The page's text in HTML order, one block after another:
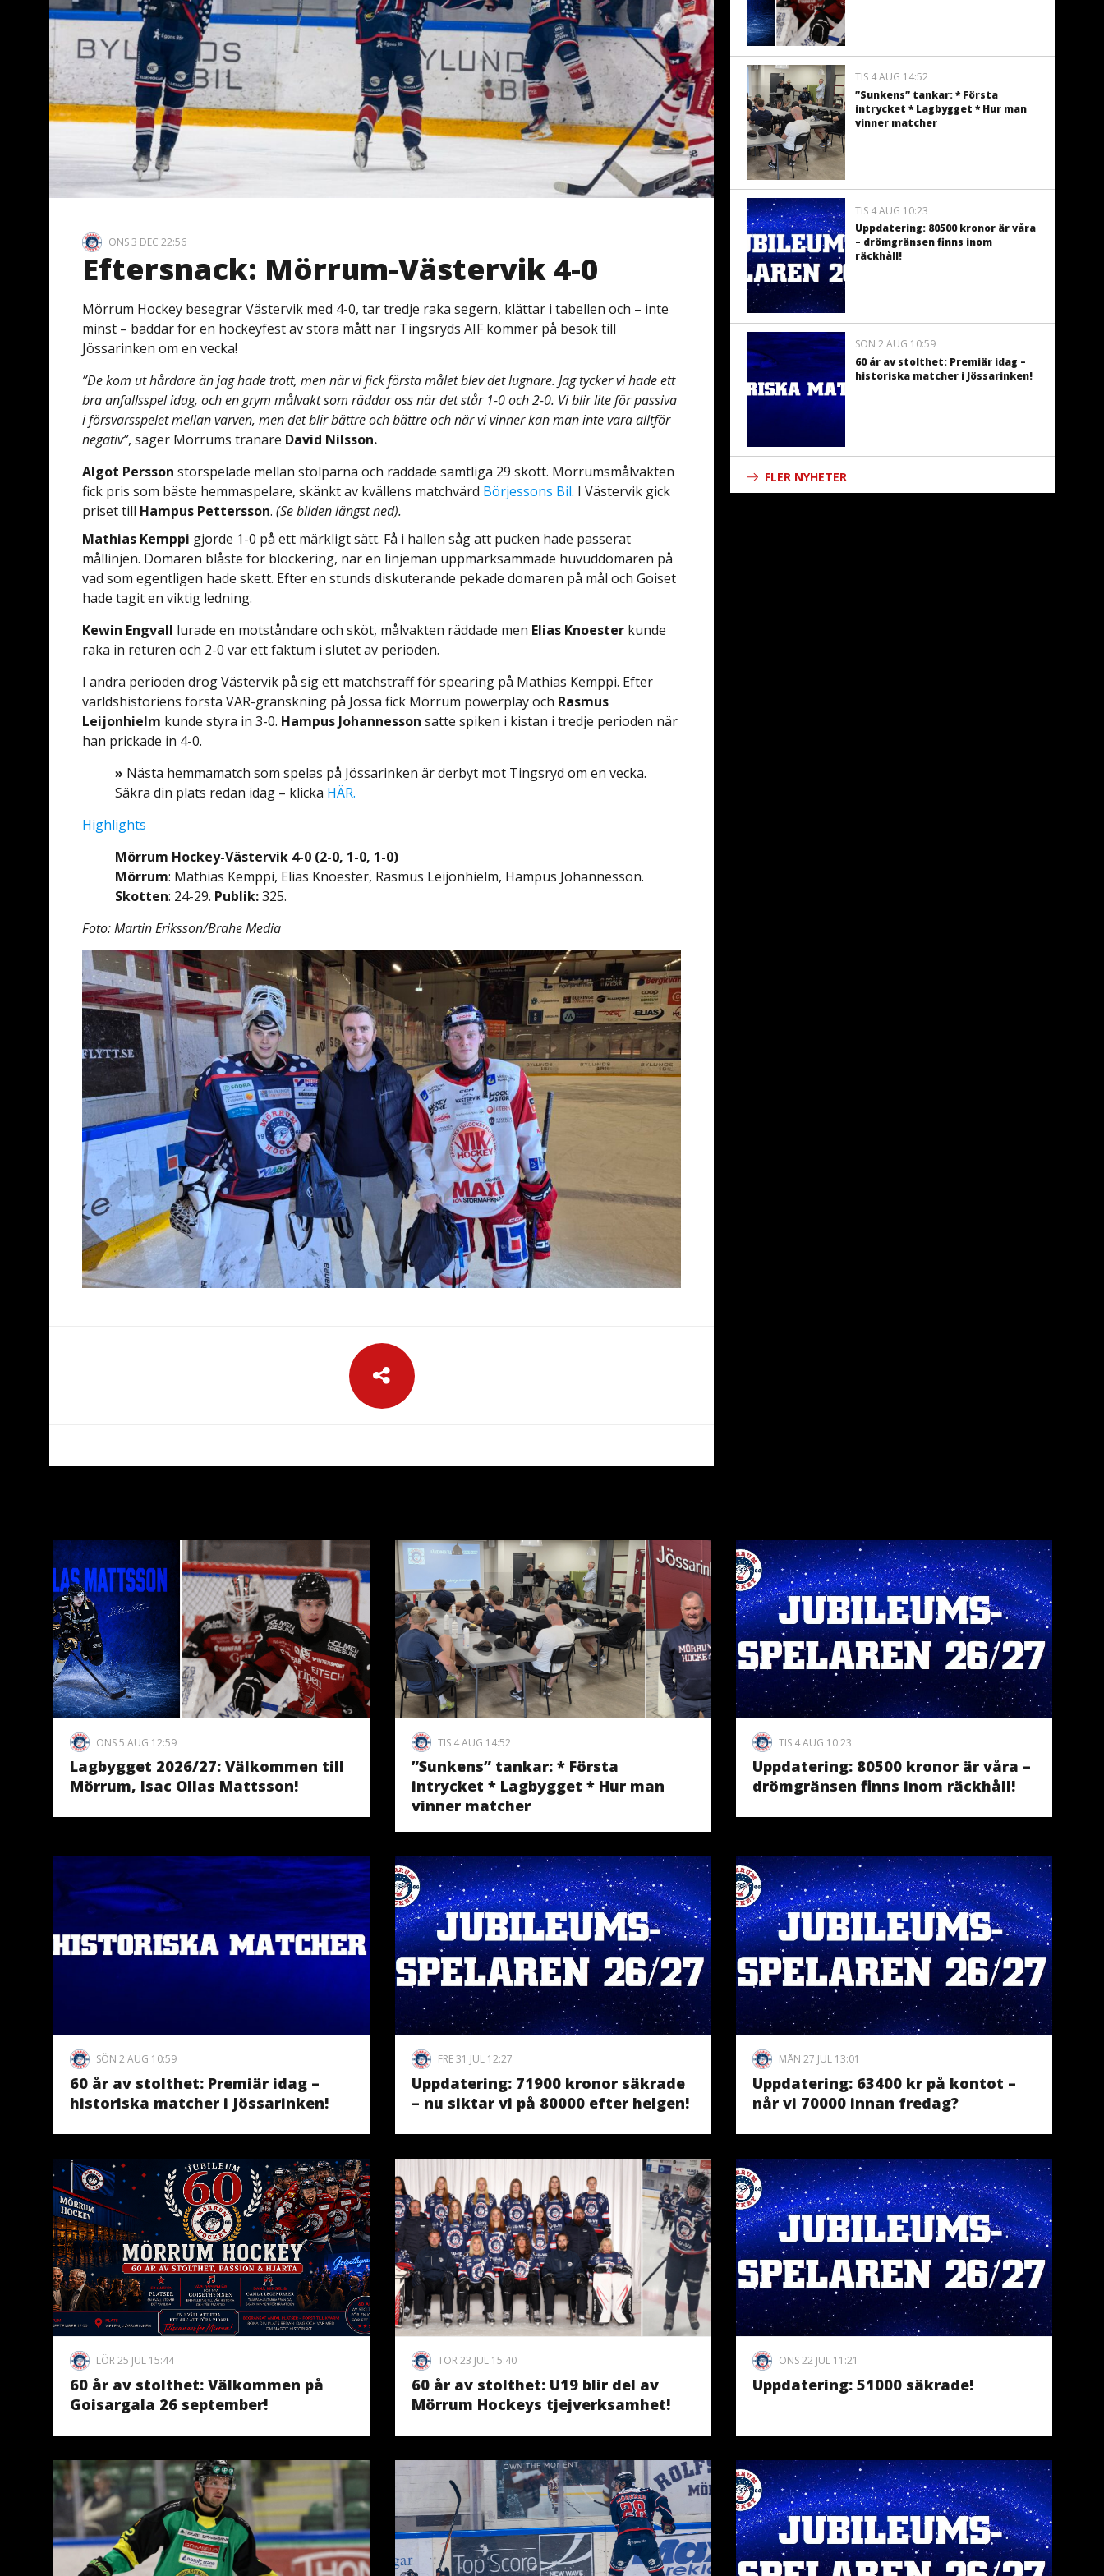
ONS 3 DEC 22:56
Eftersnack: Mörrum-Västervik 4-0
Mörrum Hockey besegrar Västervik med 4-0, tar tredje raka segern, klättar i tabellen och – inte
minst – bäddar för en hockeyfest av stora mått när Tingsryds AIF kommer på besök till
Jössarinken om en vecka!
”De kom ut hårdare än jag hade trott, men när vi fick första målet blev det lugnare. Jag tycker vi hade ett
bra anfallsspel idag, och en grym målvakt som räddar oss när det står 1-0 och 2-0. Vi blir lite för passiva
i försvarsspelet mellan varven, men det blir bättre och bättre och när vi vinner kan man inte vara alltför
negativ”, säger Mörrums tränare David Nilsson.
Algot Persson storspelade mellan stolparna och räddade samtliga 29 skott. Mörrumsmålvakten
fick pris som bäste hemmaspelare, skänkt av kvällens matchvärd Börjessons Bil. I Västervik gick
priset till Hampus Pettersson.(Se bilden längst ned).
Mathias Kemppi gjorde 1-0 på ett märkligt sätt. Få i hallen såg att pucken hade passerat
mållinjen. Domaren blåste för blockering, när en linjeman uppmärksammade huvuddomaren på
vad som egentligen hade skett. Efter en stunds diskuterande pekade domaren på mål och Goiset
hade tagit en viktig ledning.
Kewin Engvall lurade en motståndare och sköt, målvakten räddade men Elias Knoester kunde
raka in returen och 2-0 var ett faktum i slutet av perioden.
I andra perioden drog Västervik på sig ett matchstraff för spearing på Mathias Kemppi. Efter
världshistoriens första VAR-granskning på Jössa fick Mörrum powerplay och Rasmus
Leijonhielm kunde styra in 3-0. Hampus Johannesson satte spiken i kistan i tredje perioden när
han prickade in 4-0.
» Nästa hemmamatch som spelas på Jössarinken är derbyt mot Tingsryd om en vecka.
Säkra din plats redan idag – klicka HÄR.
Highlights
Mörrum Hockey-Västervik 4-0 (2-0, 1-0, 1-0)
Mörrum: Mathias Kemppi, Elias Knoester, Rasmus Leijonhielm, Hampus Johannesson.
Skotten: 24-29. Publik:325.
Foto: Martin Eriksson/Brahe Media
TIS 4 AUG 14:52
”Sunkens” tankar: * Första
intrycket * Lagbygget * Hur man
vinner matcher
TIS 4 AUG 10:23
Uppdatering: 80500 kronor är våra
– drömgränsen finns inom
räckhåll!
SÖN 2 AUG 10:59
60 år av stolthet: Premiär idag –
historiska matcher i Jössarinken!
FLER NYHETER
ONS 5 AUG 12:59
Lagbygget 2026/27: Välkommen till
Mörrum, Isac Ollas Mattsson!
TIS 4 AUG 14:52
”Sunkens” tankar: * Första
intrycket * Lagbygget * Hur man
vinner matcher
TIS 4 AUG 10:23
Uppdatering: 80500 kronor är våra –
drömgränsen finns inom räckhåll!
SÖN 2 AUG 10:59
60 år av stolthet: Premiär idag –
historiska matcher i Jössarinken!
FRE 31 JUL 12:27
Uppdatering: 71900 kronor säkrade
– nu siktar vi på 80000 efter helgen!
MÅN 27 JUL 13:01
Uppdatering: 63400 kr på kontot –
når vi 70000 innan fredag?
LÖR 25 JUL 15:44
60 år av stolthet: Välkommen på
Goisargala 26 september!
TOR 23 JUL 15:40
60 år av stolthet: U19 blir del av
Mörrum Hockeys tjejverksamhet!
ONS 22 JUL 11:21
Uppdatering: 51000 säkrade!